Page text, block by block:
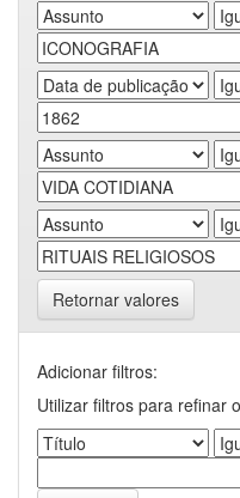
Retornar valores
Adicionar filtros:
Utilizar filtros para refinar